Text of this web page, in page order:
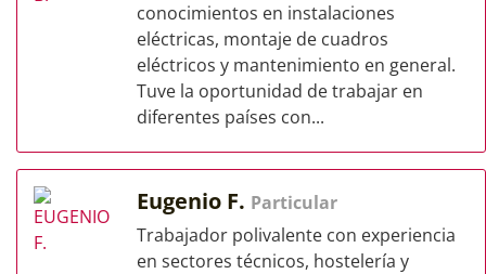
conocimientos en instalaciones
eléctricas, montaje de cuadros
eléctricos y mantenimiento en general.
Tuve la oportunidad de trabajar en
diferentes países con...
Eugenio F. Particular
Trabajador polivalente con experiencia
en sectores técnicos, hostelería y